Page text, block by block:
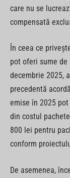
care nu se
compensată
În ceea ce
pot oferi sume
decembrie 2025,
precedentă
emise în 2025
din costul
800 lei pentru
conform
De asemenea,